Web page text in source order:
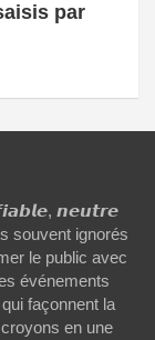
par
𝙣𝙚𝙪𝙩𝙧𝙚
souvent ignorés
le public avec
événements
façonnent la
en une